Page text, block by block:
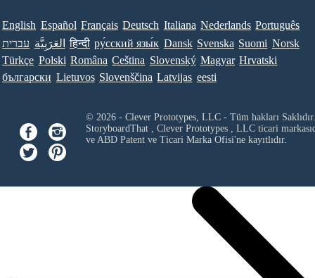
English Español Français Deutsch Italiana Nederlands Português
עברית العَرَبِيَّة हिन्दी ру́сский язы́к Dansk Svenska Suomi Norsk
Türkçe Polski Româna Ceština Slovenský Magyar Hrvatski
български Lietuvos Slovenščina Latvijas eesti
© 2026 - Clever Prototypes, LLC - Tüm hakları Saklıdır.
StoryboardThat , Clever Prototypes , LLCticari
ve ABD Patent ve Ticari Marka Ofisi'ne kayıtlıdır.